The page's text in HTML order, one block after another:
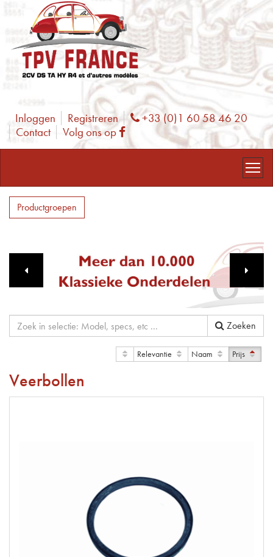
Inloggen Registreren Phone
+33 (0)1 60 58 46 20
Contact
Volg ons op Facebook
Productgroepen
Zoeken
Relevantie Naam Prijs
Veerbollen